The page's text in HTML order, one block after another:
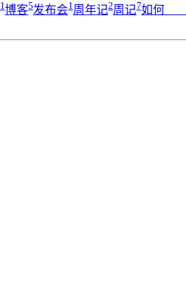
1博客5发布会1周年记2周记7如何____